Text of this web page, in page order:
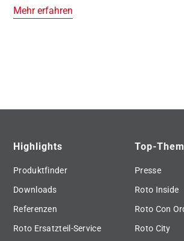
Mehr erfahren
Highlights
Produktfinder
Downloads
Referenzen
Roto Ersatzteil-Service
Top-
Presse
Roto Inside
Roto Con
Roto City